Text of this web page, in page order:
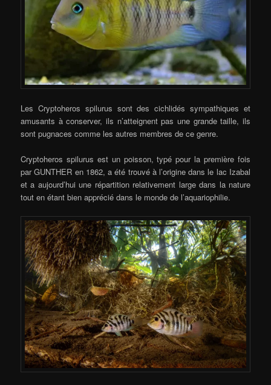
Les Cryptoheros spilurus sont des cichlidés sympathiques et
amusants à conserver, ils n’atteignent pas une grande taille, ils
sont pugnaces comme les autres membres de ce genre.
Cryptoheros spilurus est un poisson, typé pour la première fois
par GUNTHER en 1862, a été trouvé à l’origine dans le lac Izabal
et a aujourd’hui une répartition relativement large dans la nature
tout en étant bien apprécié dans le monde de l’aquariophilie.